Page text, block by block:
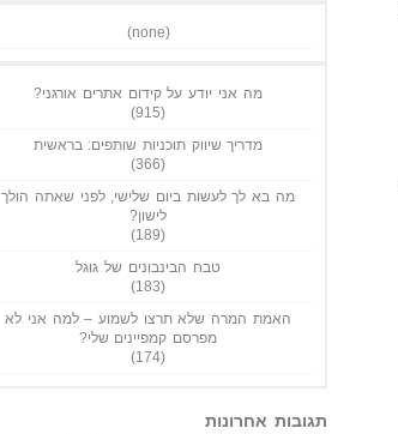
(none)
מה אני יודע על קידום אתרים אורגני?
(915)
מדריך שיווק תוכניות שותפים: בראשית
(366)
מה בא לך לעשות ביום שלישי, לפני שאתה הולך
לישון?
(189)
טבח הבינבונים של גוגל
(183)
האמת המרה שלא תרצו לשמוע – למה אני לא
מפרסם קמפיינים שלי?
(174)
תגובות אחרונות